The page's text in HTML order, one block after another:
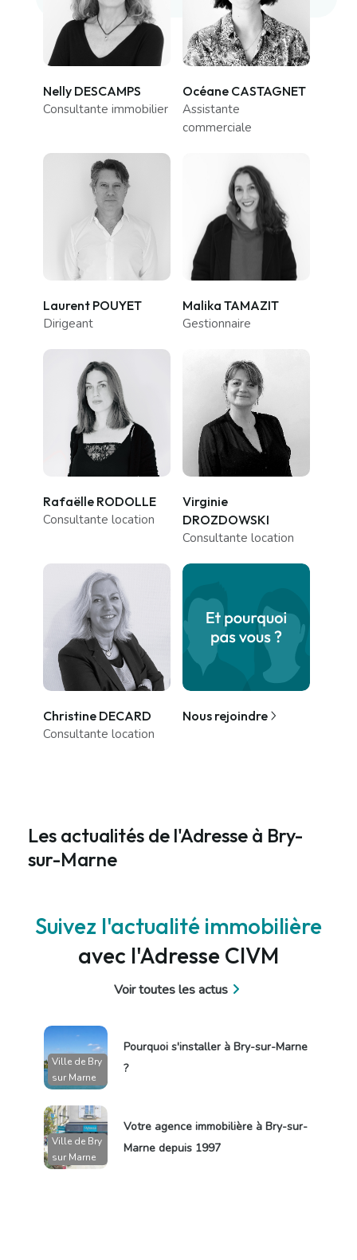
Nelly DESCAMPS
Consultante immobilier
Océane CASTAGNET
Assistante
commerciale
Laurent POUYET
Dirigeant
Malika TAMAZIT
Gestionnaire
Rafaëlle RODOLLE
Consultante location
Virginie
DROZDOWSKI
Consultante location
Christine DECARD
Consultante location
Nous rejoindre
Les actualités de l'Adresse à Bry-
sur-Marne
Suivez l'actualité immobilière
avec l'Adresse CIVM
Voir toutes les actus
Ville de Bry
sur Marne
Pourquoi s'installer à Bry-sur-Marne
?
Ville de Bry
sur Marne
Votre agence immobilière à Bry-sur-
Marne depuis 1997